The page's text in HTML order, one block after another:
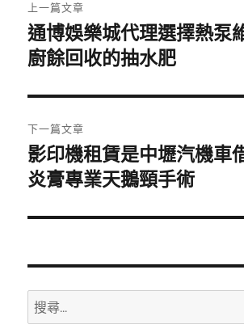
章
導
覽
上一篇文章
上
一
文
章:
通博娛樂城代理選擇熱泵
廚餘回收的抽水肥
下一篇文章
下
一
文
影印機租賃是中壢汽機車
炎膏專業天鵝頸手術
搜
尋